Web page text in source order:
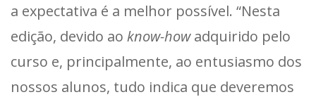
a expectativa é a melhor possível. “Nesta
edição, devido ao know-howadquirido pelo
curso e, principalmente, ao entusiasmo dos
nossos alunos, tudo indica que deveremos